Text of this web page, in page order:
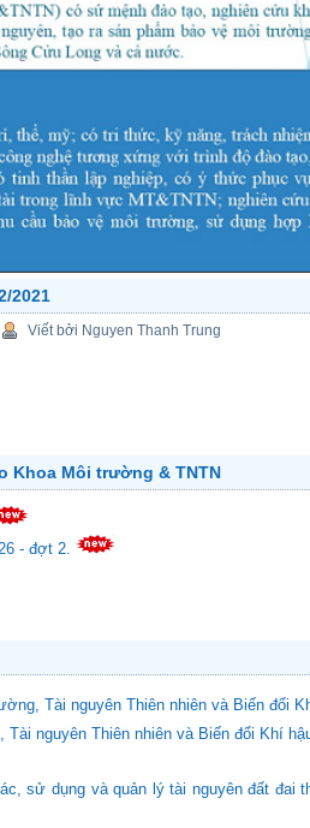
2021
Viết bởi Nguyen Thanh Trung
Khoa Môi trường & TNTN
- đợt 2.
Tài nguyên Thiên nhiên và Biến đổi
nguyên Thiên nhiên và Biến đổi Khí
sử dụng và quản lý tài nguyên đất đai